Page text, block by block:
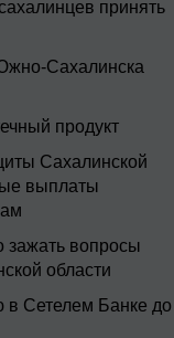
принять
Сахалинска
продукт
Сахалинской
выплаты
зажать вопросы
области
в Сетелем Банке до